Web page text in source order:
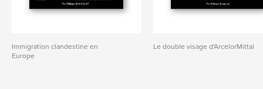
Immigration clandestine en
Europe
Le double visage d'ArcelorMittal